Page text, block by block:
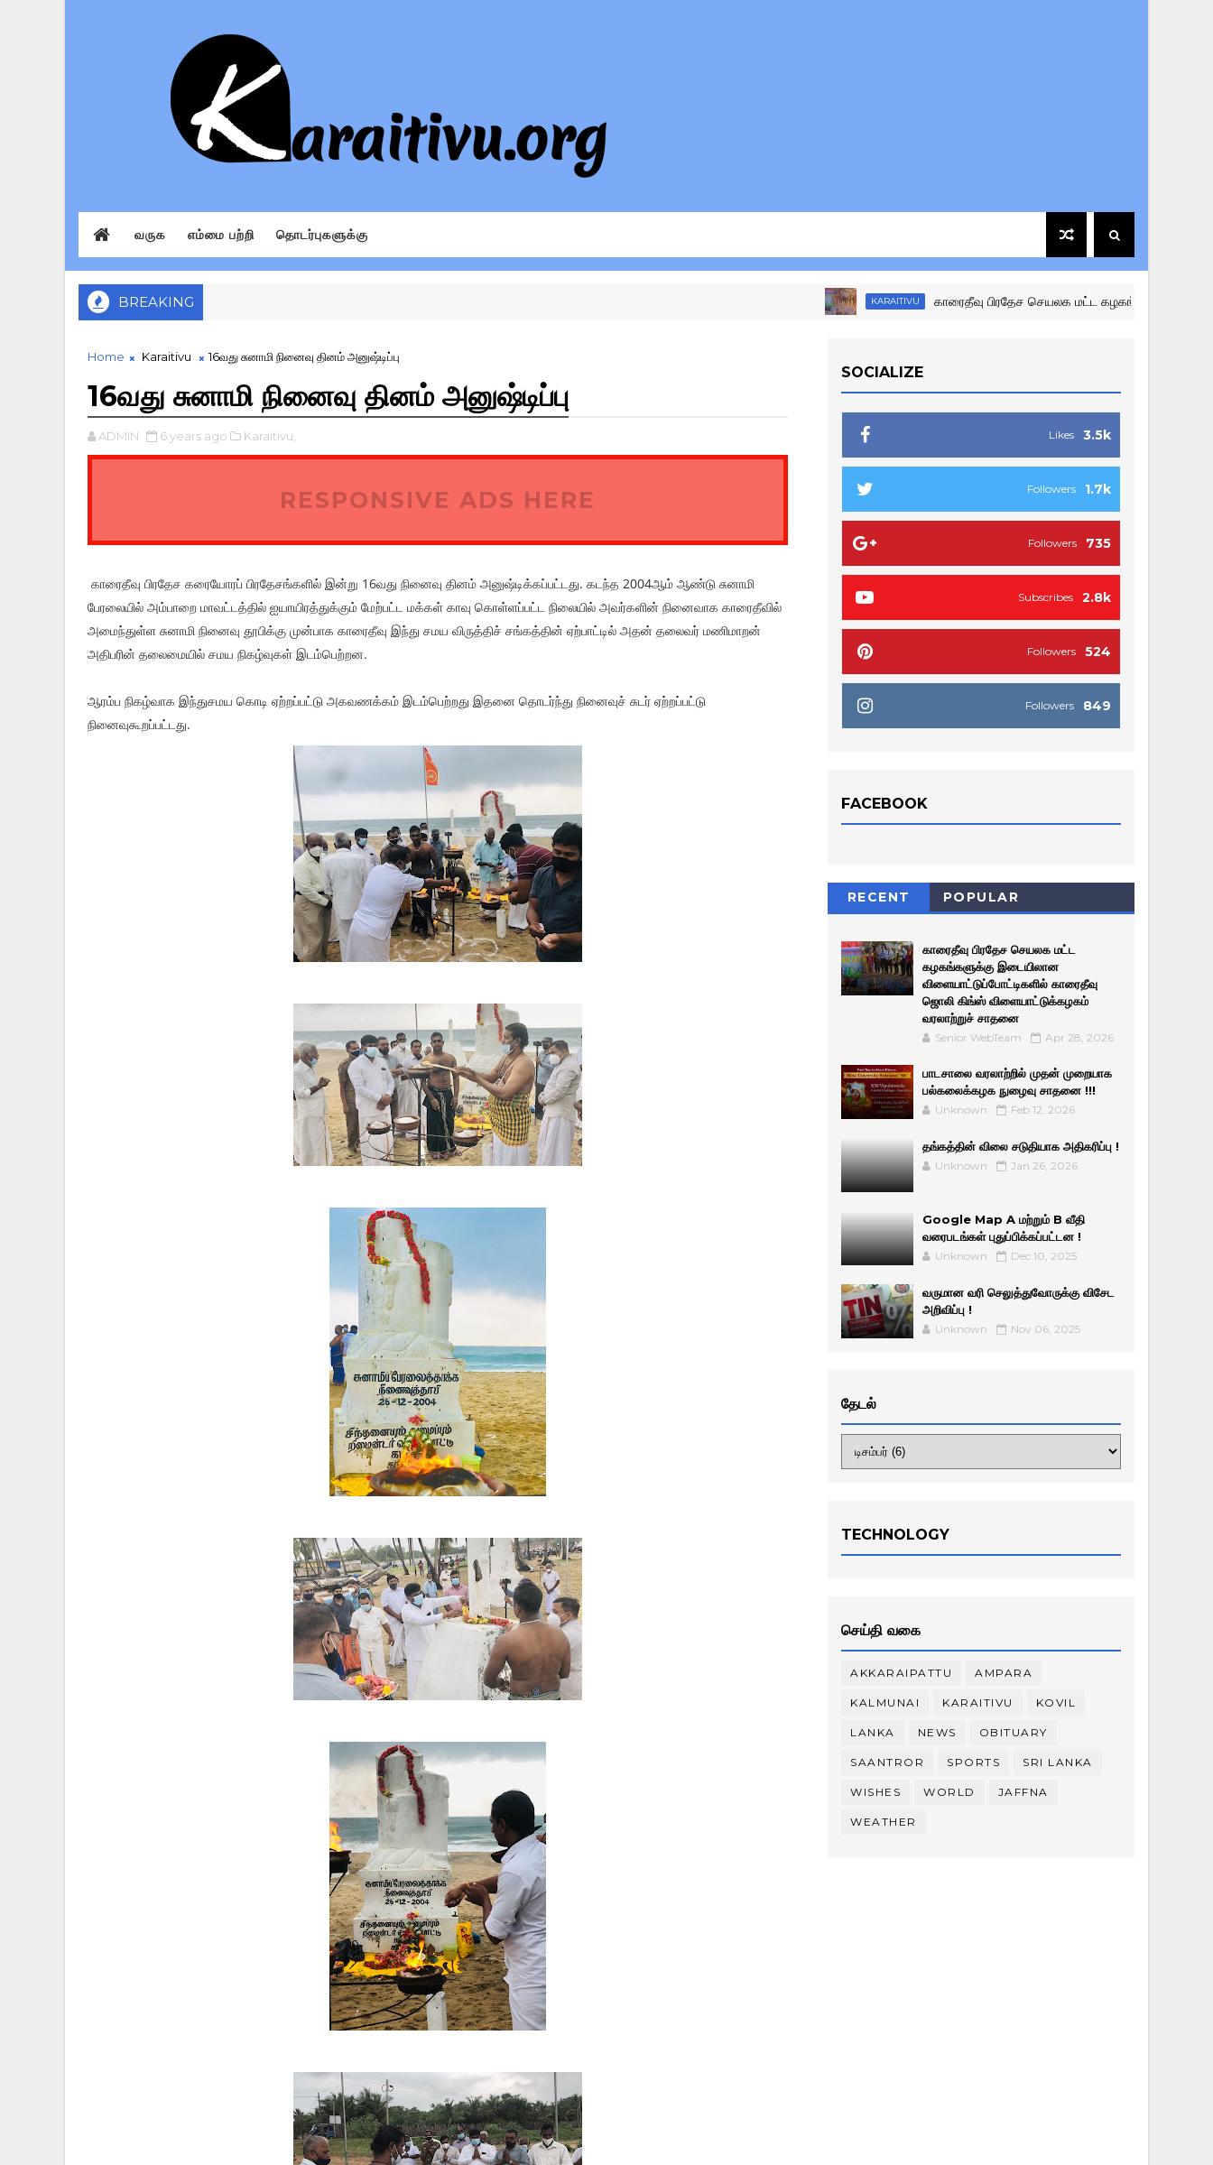
வருக எம்மை பற்றி தொடர்புகளுக்கு
BREAKING KARAITIVU காரைதீவு பிரதேச செயலக மட்ட கழகங்களுக்கு இடையிலான
Home Karaitivu 16வது சுனாமி நினைவு தினம் அனுஷ்டிப்பு
16வது சுனாமி நினைவு தினம் அனுஷ்டிப்பு
ADMIN 6 years ago Karaitivu,
RESPONSIVE ADS HERE
காரைதீவு பிரதேச கரையோரப் பிரதேசங்களில் இன்று 16வது நினைவு தினம் அனுஷ்டிக்கப்பட்டது. கடந்த 2004ஆம் ஆண்டு சுனாமி
பேரலையில் அம்பாறை மாவட்டத்தில் ஐயாயிரத்துக்கும் மேற்பட்ட மக்கள் காவு கொள்ளப்பட்ட நிலையில் அவர்களின் நினைவாக காரைதீவில்
அமைந்துள்ள சுனாமி நினைவு தூபிக்கு முன்பாக காரைதீவு இந்து சமய விருத்திச் சங்கத்தின் ஏற்பாட்டில் அதன் தலைவர் மணிமாறன்
அதிபரின் தலைமையில் சமய நிகழ்வுகள் இடம்பெற்றன.
ஆரம்ப நிகழ்வாக இந்துசமய கொடி ஏற்றப்பட்டு அகவணக்கம் இடம்பெற்றது இதனை தொடர்ந்து நினைவுச் சுடர் ஏற்றப்பட்டு
நினைவுகூறப்பட்டது.
SOCIALIZE
3.5k
Likes
1.7k
Followers
735
Followers
2.8k
Subscribes
524
Followers
849
Followers
FACEBOOK
RECENT POPULAR
காரைதீவு பிரதேச செயலக மட்ட
கழகங்களுக்கு இடையிலான
விளையாட்டுப்போட்டிகளில் காரைதீவு
ஜொலி கிங்ஸ் விளையாட்டுக்கழகம்
வரலாற்றுச் சாதனை
Senior WebTeam Apr 28, 2026
பாடசாலை வரலாற்றில் முதன் முறையாக
பல்கலைக்கழக நுழைவு சாதனை !!!
Unknown Feb 12, 2026
தங்கத்தின் விலை சடுதியாக அதிகரிப்பு !
Unknown Jan 26, 2026
Google Map A மற்றும் B வீதி
வரைபடங்கள் புதுப்பிக்கப்பட்டன !
Unknown Dec 10, 2025
வருமான வரி செலுத்துவோருக்கு விசேட
அறிவிப்பு !
Unknown Nov 06, 2025
தேடல்
TECHNOLOGY
செய்தி வகை
AKKARAIPATTU AMPARA
KALMUNAI KARAITIVU KOVIL
LANKA NEWS OBITUARY
SAANTROR SPORTS SRI LANKA
WISHES WORLD JAFFNA
WEATHER